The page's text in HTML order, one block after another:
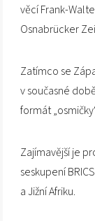
věcí Frank-
Osnabrücker
Zatímco se
v současné
formát
Zajímavější je
seskupení
a Jižní Afriku.